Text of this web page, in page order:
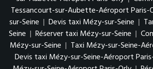
Tessancourt-sur-Aubette-Aéroport Paris-
sur-Seine | Devis taxi Mézy-sur-Seine |
Seine | Réserver taxi Mézy-sur-Seine |
Mézy-sur-Seine | Taxi Mézy-sur-Seine-
Devis taxi Mézy-sur-Seine-Aéroport